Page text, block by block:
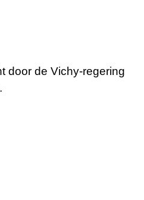
door de Vichy-regering